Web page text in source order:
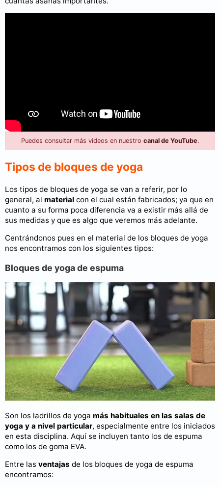
Puedes consultar más videos en nuestro canal de YouTube.
Tipos de bloques de yoga
Los tipos de bloques de yoga se van a referir, por lo
general, al material con el cual están fabricados; ya que en
cuanto a su forma poca diferencia va a existir más allá de
sus medidas y que es algo que veremos más adelante.
Centrándonos pues en el material de los bloques de yoga
nos encontramos con los siguientes tipos:
Bloques de yoga de espuma
Son los ladrillos de yoga más habituales en las salas de
yoga y a nivel particular, especialmente entre los iniciados
en esta disciplina. Aquí se incluyen tanto los de espuma
como los de goma EVA.
Entre las ventajas de los bloques de yoga de espuma
encontramos: